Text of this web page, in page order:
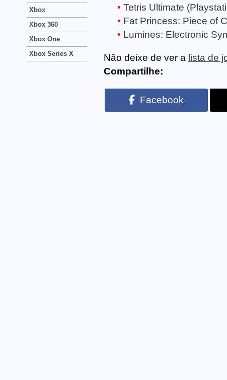
Tetris Ultimate
Fat Princess: Piece of
Lumines: Electronic
Não deixe de ver a lista de
Compartilhe:
Facebook
Xbox
Xbox 360
Xbox One
Xbox Series X